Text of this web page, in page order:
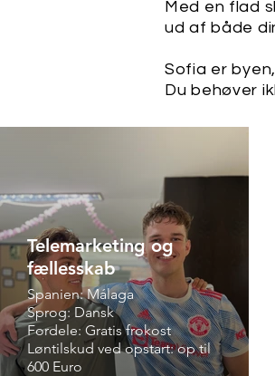
Med en flad
ud af både
Sofia er
Du behøver
Telemarketing og
fællesskab
Spanien: Málaga
Sprog: Dansk
Fordele: Gratis frokost
Løntilskud ved opstart: op til
600 Euro